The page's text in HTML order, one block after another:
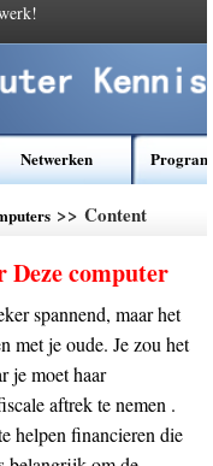
Netwerken
>> Content
Deze computer
spannend, maar het
met je oude. Je zou het
je moet haar
aftrek te nemen .
helpen financieren die